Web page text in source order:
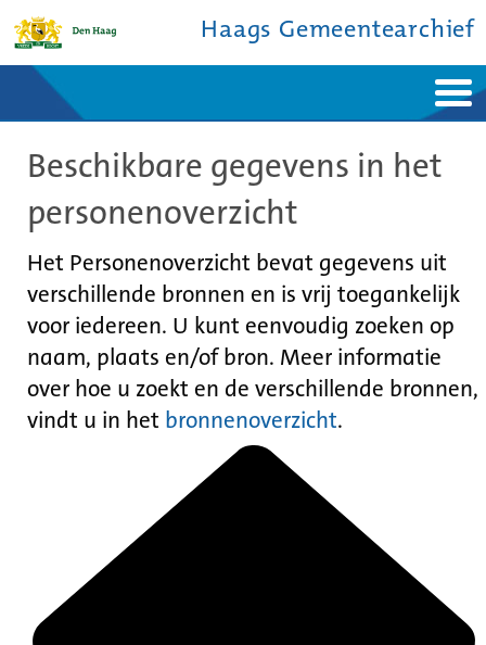
Haags Gemeentearchief
Ontdek de stad
De studiezaal
Bronnen en collecties
Contact
Beschikbare gegevens in het
personenoverzicht
Het Personenoverzicht bevat gegevens uit
verschillende bronnen en is vrij toegankelijk
voor iedereen. U kunt eenvoudig zoeken op
naam, plaats en/of bron. Meer informatie
over hoe u zoekt en de verschillende bronnen,
vindt u in het bronnenoverzicht.